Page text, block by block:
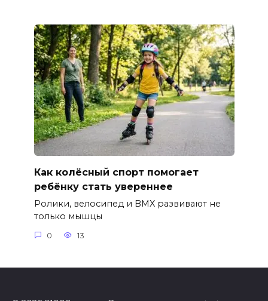
Как колёсный спорт помогает
ребёнку стать увереннее
Ролики, велосипед и BMX развивают не
только мышцы
0 13